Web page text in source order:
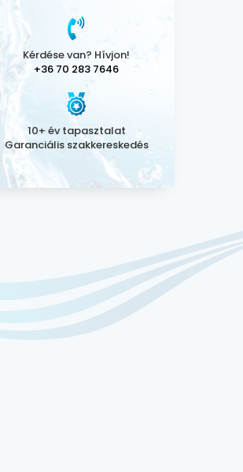
Kérdése van? Hívjon!
+36 70 283 7646
10+ év tapasztalat
Garanciális szakkereskedés